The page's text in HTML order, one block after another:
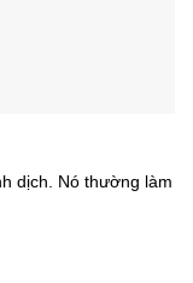
dịch. Nó thường làm